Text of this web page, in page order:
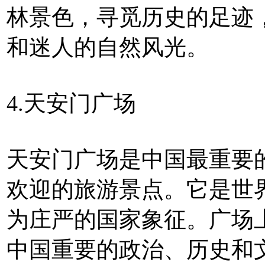
林景色，寻觅历史的足迹
和迷人的自然风光。
4.天安门广场
天安门广场是中国最重
欢迎的旅游景点。它是世
为庄严的国家象征。广
中国重要的政治、历史和